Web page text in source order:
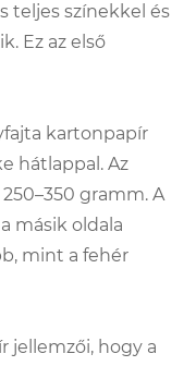
teljes színekkel és
Ez az első
kartonpapír
hátlappal. Az
gramm. A
másik oldala
mint a fehér
jellemzői, hogy a